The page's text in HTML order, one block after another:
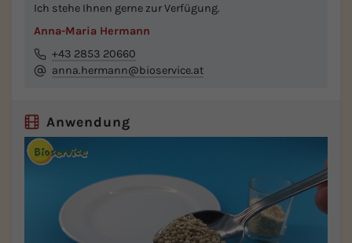
Ich stehe Ihnen gerne zur Verfügung.
Anna-Maria Hermann
+43 2853 20660
anna.hermann@bioservice.at
Anwendung